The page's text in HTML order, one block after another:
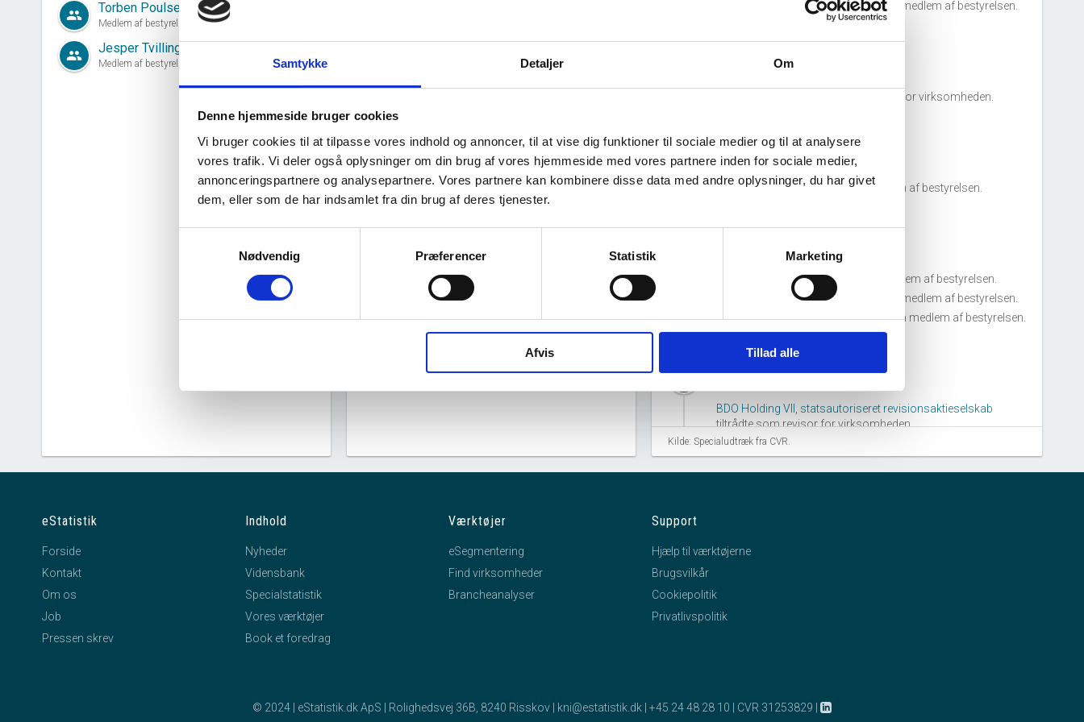
Samtykke Detaljer Om
Denne hjemmeside bruger cookies
Vi bruger cookies til at tilpasse vores indhold og annoncer, til at vise dig funktioner til sociale medier og til at analysere
vores trafik. Vi deler også oplysninger om din brug af vores hjemmeside med vores partnere inden for sociale medier,
annonceringspartnere og analysepartnere. Vores partnere kan kombinere disse data med andre oplysninger, du har givet
dem, eller som de har indsamlet fra din brug af deres tjenester.
Nødvendig
Præferencer Statistik Marketing
Afvis Tillad alle
group Torben Poulsen
Medlem af bestyrelsen siden 30. november, 2007
group Jesper Tvilling Poulsen
Medlem af bestyrelsen siden 18. december, 2024
Virksomhedens datterselskaber
INDU A/S har ingen datterselskaber.
Jesper Tvilling Poulsentiltrådte som medlem af bestyrelsen.
17. juni, 2013
tiltrådte som revisor for virksomheden.
hourglass_full 30. november, 2007
Torben Poulsentiltrådte som medlem af bestyrelsen.
15. juli, 2005
Per Christian Jeruptiltrådte som medlem af bestyrelsen.
Jesper Tvilling Poulsentiltrådte som medlem af bestyrelsen.
Kirsten Havnhøj Poulsentiltrådte som medlem af bestyrelsen.
hourglass_full 14. april, 2005
BDO Holding VII, statsautoriseret revisionsaktieselskab
tiltrådte som revisor for virksomheden.
hourglass_full
Torben Poulsen tiltrådte som medlem af bestyrelsen.
Kilde: Specialudtræk fra CVR.
eStatistik
Forside
Kontakt
Om os
Job
Pressen skrev
Indhold
Nyheder
Vidensbank
Specialstatistik
Vores værktøjer
Book et foredrag
Værktøjer
eSegmentering
Find virksomheder
Brancheanalyser
Support
Hjælp til værktøjerne
Brugsvilkår
Cookiepolitik
Privatlivspolitik
© 2024 | eStatistik.dk ApS | Rolighedsvej 36B, 8240 Risskov | kni@estatistik.dk +45 24 48 28 10 CVR 31253829